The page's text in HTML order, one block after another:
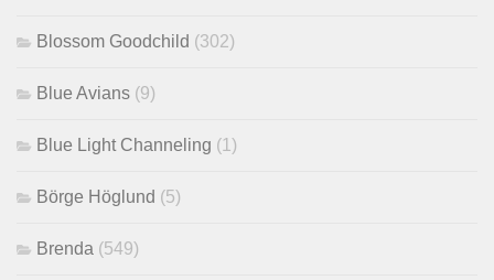
Blossom Goodchild (302)
Blue Avians (9)
Blue Light Channeling (1)
Börge Höglund (5)
Brenda (549)